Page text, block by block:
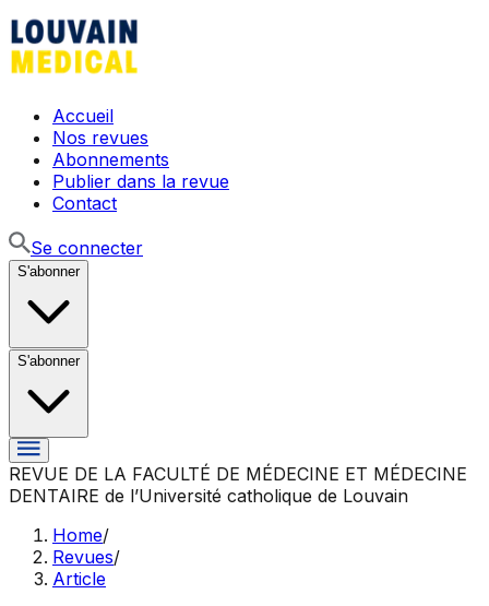
Accueil
Nos revues
Abonnements
Publier dans la revue
Contact
Se connecter
S'abonner
S'abonner
REVUE DE LA FACULTÉ DE MÉDECINE ET MÉDECINE
DENTAIRE de l’Université catholique de Louvain
Home/
Revues/
Article